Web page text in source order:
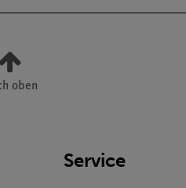
oben
Service